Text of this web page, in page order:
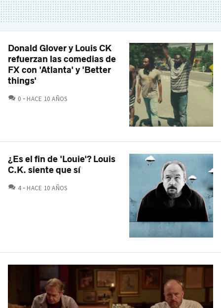
Donald Glover y Louis CK
refuerzan las comedias de
FX con 'Atlanta' y 'Better
things'
0 COMENTARIOS
HACE 10 AÑOS
¿Es el fin de 'Louie'? Louis
C.K. siente que sí
4 COMENTARIOS
HACE 10 AÑOS